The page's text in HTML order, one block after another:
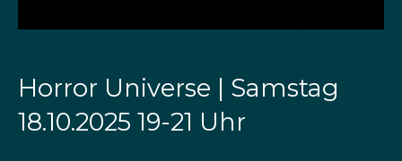
Horror Universe | Samstag
18.10.2025 19-21 Uhr